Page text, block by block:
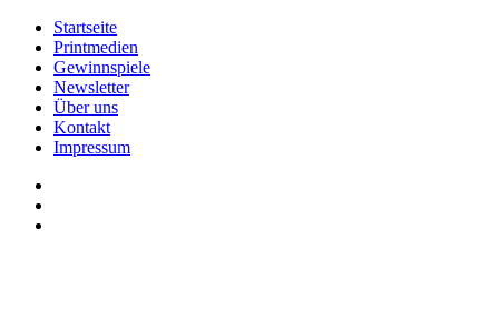
Startseite
Printmedien
Gewinnspiele
Newsletter
Über uns
Kontakt
Impressum